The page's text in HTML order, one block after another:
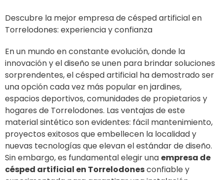
Descubre la mejor empresa de césped artificial en
Torrelodones: experiencia y confianza
En un mundo en constante evolución, donde la
innovación y el diseño se unen para brindar soluciones
sorprendentes, el césped artificial ha demostrado ser
una opción cada vez más popular en jardines,
espacios deportivos, comunidades de propietarios y
hogares de Torrelodones. Las ventajas de este
material sintético son evidentes: fácil mantenimiento,
proyectos exitosos que embellecen la localidad y
nuevas tecnologías que elevan el estándar de diseño.
Sin embargo, es fundamental elegir una empresa de
césped artificial en Torrelodonesconfiable y